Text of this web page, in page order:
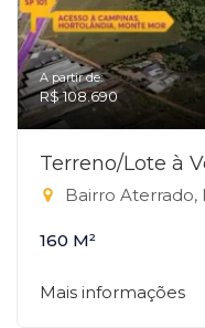
A partir de:
R$ 108.690
Terreno/Lote à
Bairro Aterrado,
160 M²
Mais informações